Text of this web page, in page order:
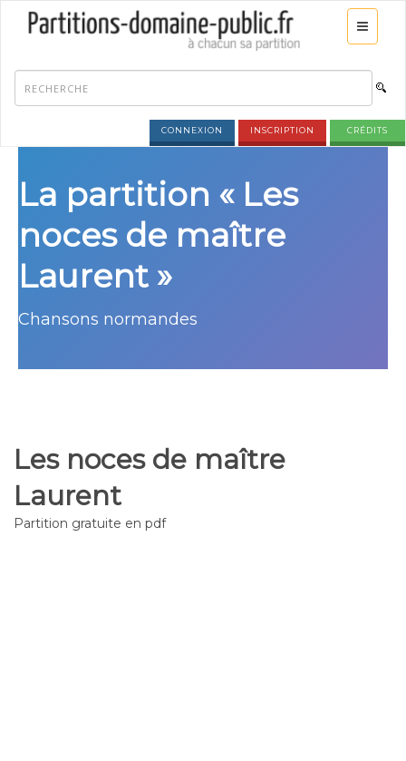
CONNEXION INSCRIPTION CRÉDITS
La partition « Les
noces de maître
Laurent »
Chansons normandes
Les noces de maître
Laurent
Partition gratuite en pdf